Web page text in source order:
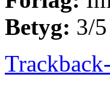
Betyg: 3/5